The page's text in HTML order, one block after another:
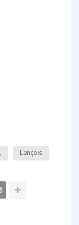
Lençois